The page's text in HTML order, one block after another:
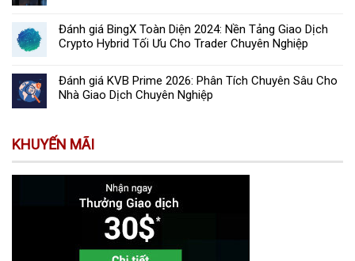
Đánh giá BingX Toàn Diện 2024: Nền Tảng Giao Dịch
Crypto Hybrid Tối Ưu Cho Trader Chuyên Nghiệp
Đánh giá KVB Prime 2026: Phân Tích Chuyên Sâu Cho
Nhà Giao Dịch Chuyên Nghiệp
KHUYẾN MÃI